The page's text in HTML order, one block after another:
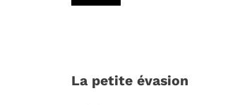
La petite évasion